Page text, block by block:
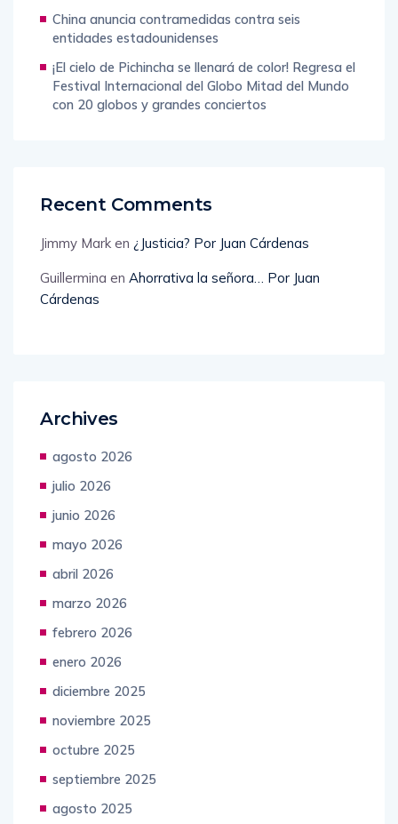
China anuncia contramedidas contra seis
entidades estadounidenses
¡El cielo de Pichincha se llenará de color! Regresa el
Festival Internacional del Globo Mitad del Mundo
con 20 globos y grandes conciertos
Recent Comments
Jimmy Mark en ¿Justicia? Por Juan Cárdenas
Guillermina en Ahorrativa la señora… Por Juan
Cárdenas
Archives
agosto 2026
julio 2026
junio 2026
mayo 2026
abril 2026
marzo 2026
febrero 2026
enero 2026
diciembre 2025
noviembre 2025
octubre 2025
septiembre 2025
agosto 2025